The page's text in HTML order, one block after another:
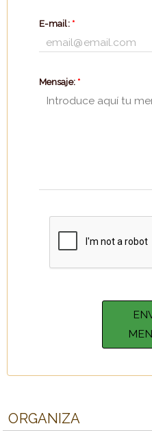
E-mail: *
Mensaje: *
ORGANIZA